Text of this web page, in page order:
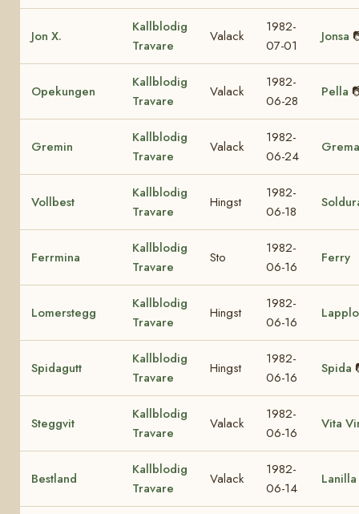
Jon X.
Kallblodig
Travare
Valack
1982-
07-01
Jonsa
Opekungen
Kallblodig
Travare
Valack
1982-
06-28
Pella
Gremin
Kallblodig
Travare
Valack
1982-
06-24
Vollbest
Kallblodig
Travare
Hingst
1982-
06-18
Ferrmina
Kallblodig
Travare
Sto
1982-
06-16
Ferry
Lomerstegg
Kallblodig
Travare
Hingst
1982-
06-16
Spidagutt
Kallblodig
Travare
Hingst
1982-
06-16
Spida
Steggvit
Kallblodig
Travare
Valack
1982-
06-16
Vita
Bestland
Kallblodig
Travare
Valack
1982-
06-14
Lanilla